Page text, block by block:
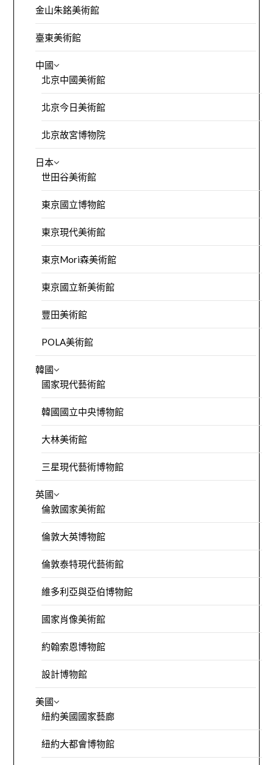
金山朱銘美術館
臺東美術館
中國
北京中國美術館
北京今日美術館
北京故宮博物院
日本
世田谷美術館
東京國立博物館
東京現代美術館
東京Mori森美術館
東京國立新美術館
豐田美術館
POLA美術館
韓國
國家現代藝術館
韓國國立中央博物館
大林美術館
三星現代藝術博物館
英國
倫敦國家美術館
倫敦大英博物館
倫敦泰特現代藝術館
維多利亞與亞伯博物館
國家肖像美術館
約翰索恩博物館
設計博物館
美國
紐約美國國家藝廊
紐約大都會博物館